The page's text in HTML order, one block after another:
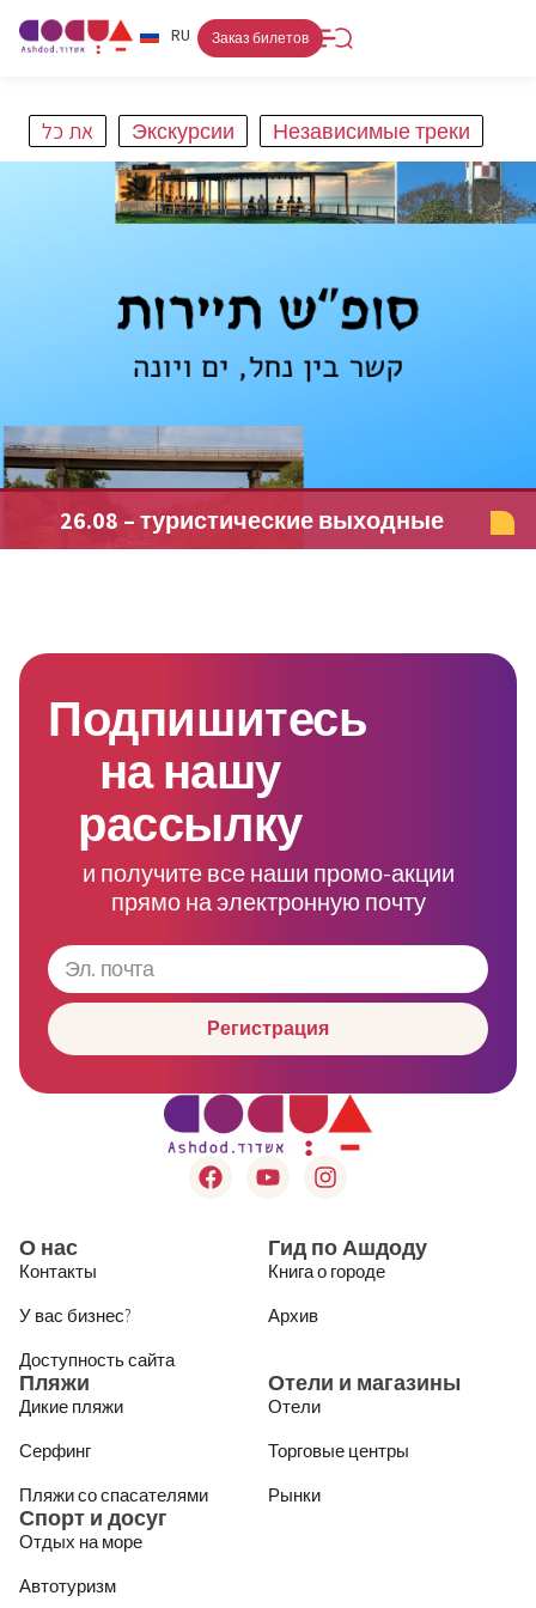
RU
HE
Заказ билетов
מסלולים חופים אמנות ותרבות אתרים קניות ולינה
את כל Экскурсии Независимые треки
26.08 – туристические выходные
Подпишитесь
на нашу
рассылку
и получите все наши промо-акции
прямо на электронную почту
Регистрация
О нас
Контакты
У вас бизнес?
Доступность сайта
Гид по Ашдоду
Книга о городе
Архив
Пляжи
Дикие пляжи
Серфинг
Пляжи со спасателями
Отели и магазины
Отели
Торговые центры
Рынки
Спорт и досуг
Отдых на море
Автотуризм